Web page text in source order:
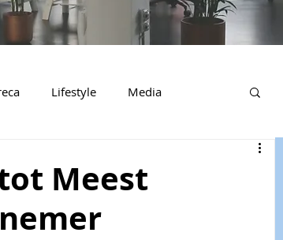
Lifestyle Media
Meest